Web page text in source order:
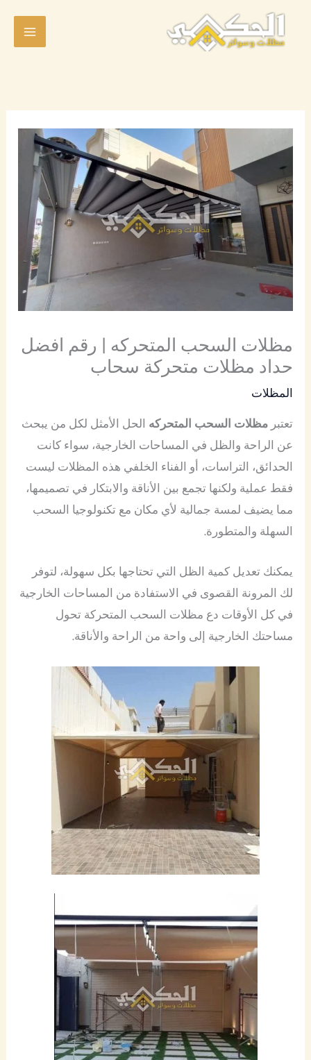
تخطي
مظلات السحب المتحركه | رقم افضل
حداد مظلات متحركة سحاب
المظلات
تعتبرمظلات السحب المتحركه الحل الأمثل لكل من يبحث
عن الراحة والظل في المساحات الخارجية، سواء كانت
الحدائق، التراسات، أو الفناء الخلفي هذه المظلات ليست
فقط عملية ولكنها تجمع بين الأناقة والابتكار في تصميمها،
مما يضيف لمسة جمالية لأي مكان مع تكنولوجيا السحب
السهلة والمتطورة.
يمكنك تعديل كمية الظل التي تحتاجها بكل سهولة، لتوفر
لك المرونة القصوى في الاستفادة من المساحات الخارجية
في كل الأوقات دع مظلات السحب المتحركة تحول
مساحتك الخارجية إلى واحة من الراحة والأناقة.